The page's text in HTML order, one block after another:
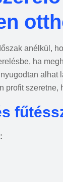
anélkül,
ha
profit